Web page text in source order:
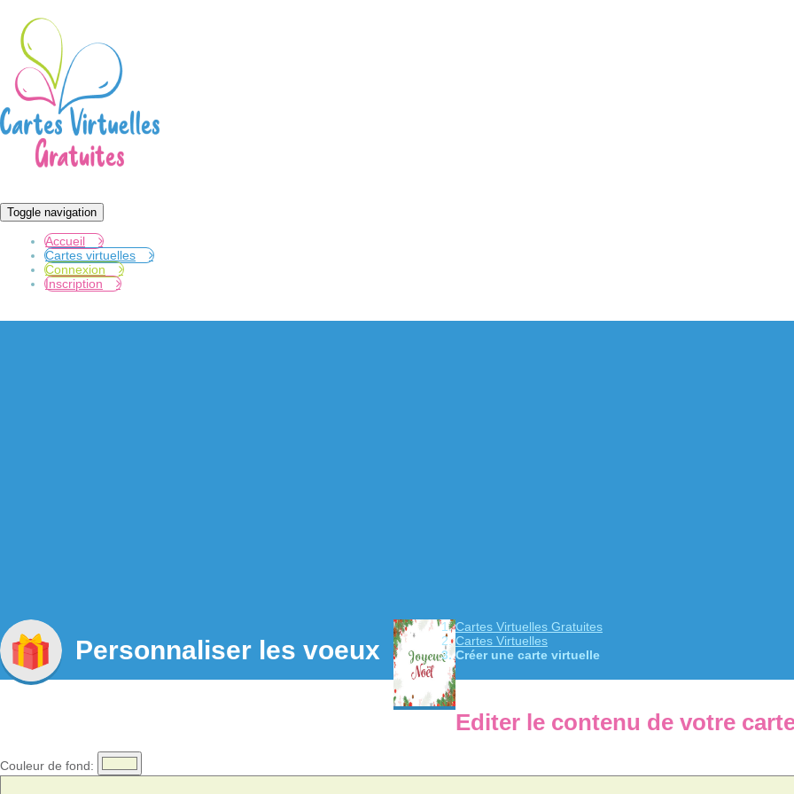
Toggle navigation
Accueil
Cartes virtuelles
Connexion
Inscription
Personnaliser les voeux
Cartes Virtuelles Gratuites
Cartes Virtuelles
Créer une carte virtuelle
Editer le contenu de votre
Couleur de fond: